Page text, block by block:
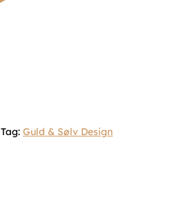
Tag: Guld & Sølv Design